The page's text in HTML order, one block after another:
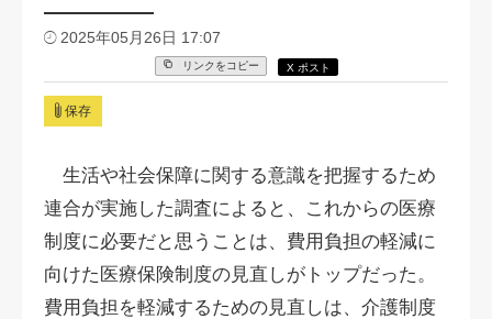
2025年05月26日 17:07
リンクをコピー X ポスト
保存
生活や社会保障に関する意識を把握するため
連合が実施した調査によると、これからの医療
制度に必要だと思うことは、費用負担の軽減に
向けた医療保険制度の見直しがトップだった。
費用負担を軽減するための見直しは、介護制度